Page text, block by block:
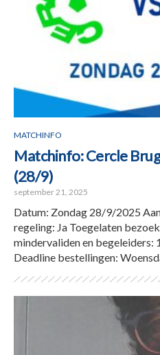
MATCHINFO
Matchinfo: Cercle
(28/9)
september 21, 2025
Datum: Zondag 28/9/2025
regeling: Ja Toegelaten
mindervaliden en begeleiders:
Deadline bestellingen: